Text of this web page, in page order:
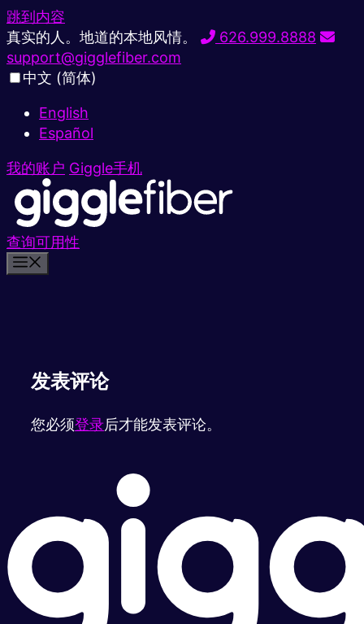
跳到内容
真实的人。地道的本地风情。
626.999.8888
support@gigglefiber.com
中文 (简体)
English
Español
我的账户 Giggle手机
查询可用性
发表评论
您必须登录后才能发表评论。